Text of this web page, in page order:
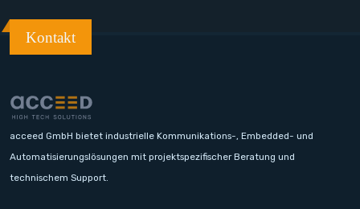
Kontakt
acceed GmbH bietet industrielle Kommunikations-, Embedded- und
Automatisierungslösungen mit projektspezifischer Beratung und
technischem Support.